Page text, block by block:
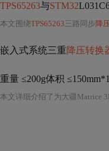
TPS65263与STM32
本文围绕TPS65263三路同步降
嵌入式系统三重降压转换